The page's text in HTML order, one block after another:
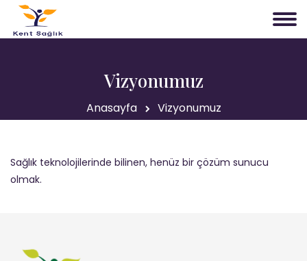
Vizyonumuz
Anasayfa Vizyonumuz
Sağlık teknolojilerinde bilinen, henüz bir çözüm sunucu
olmak.